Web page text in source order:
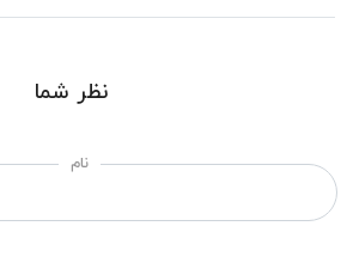
نظر شما
نام